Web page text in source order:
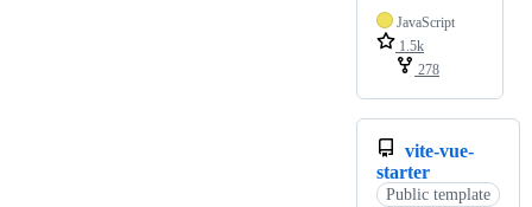
JavaScript
1.5k
278
vite-vue-
starter
Public template